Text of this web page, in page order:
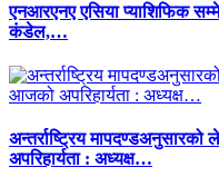
एनआरएनए एसिया प्याशिफिक
कंडेल,…
अन्तर्राष्ट्रिय
अपरिहार्यता : अध्यक्ष…